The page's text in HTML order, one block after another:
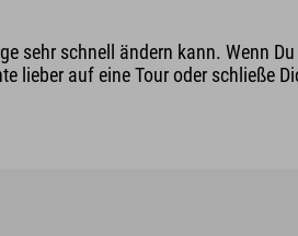
sehr schnell ändern kann. Wenn
lieber auf eine Tour oder schließe